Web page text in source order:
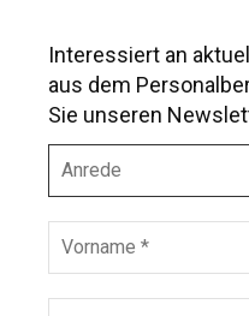
Interessiert an
aus dem
Sie unseren
r
e
e
r
n